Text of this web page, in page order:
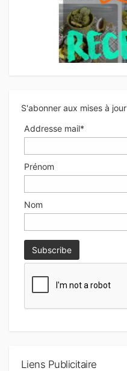
S'abonner aux mises à jour
Addresse mail*
Prénom
Nom
Liens Publicitaire